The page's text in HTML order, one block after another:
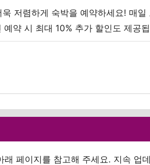
저렴하게 숙박을 예약하세요! 매일
약 시 최대 10% 추가 할인도 제공
페이지를 참고해 주세요. 지속 업